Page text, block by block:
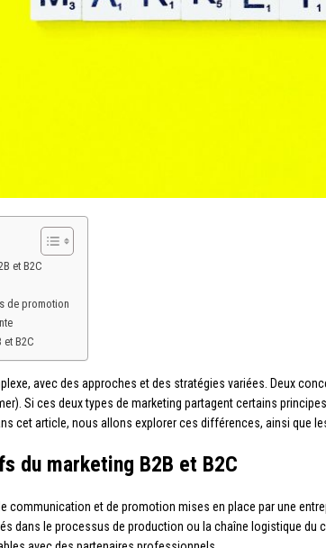
et B2C
de promotion
et B2C
avec des approches et des stratégies variées. Deux
Si ces deux types de marketing partagent certains
cet article, nous allons explorer ces différences, ainsi que
du marketing B2B et B2C
communication et de promotion mises en place par une
dans le processus de production ou la chaîne logistique du